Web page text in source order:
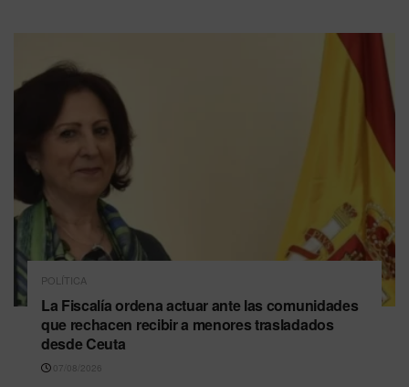
POLÍTICA
La Fiscalía ordena actuar ante las comunidades
que rechacen recibir a menores trasladados
desde Ceuta
07/08/2026